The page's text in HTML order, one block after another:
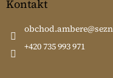
Kontakt
obchod.ambere@
+420 735 993 971